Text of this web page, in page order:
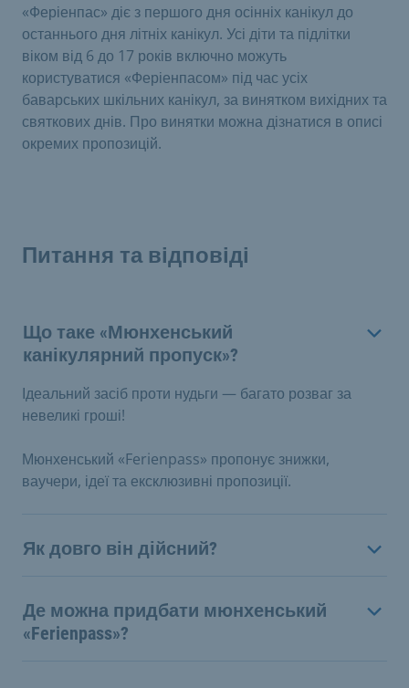
«Феріенпас» діє з першого дня осінніх канікул до
останнього дня літніх канікул. Усі діти та підлітки
віком від 6 до 17 років включно можуть
користуватися «Феріенпасом» під час усіх
баварських шкільних канікул, за винятком вихідних та
святкових днів. Про винятки можна дізнатися в описі
окремих пропозицій.
Питання та відповіді
Що таке «Мюнхенський
канікулярний пропуск»?
Ідеальний засіб проти нудьги — багато розваг за
невеликі гроші!
Мюнхенський «Ferienpass» пропонує знижки,
ваучери, ідеї та ексклюзивні пропозиції.
Як довго він дійсний?
Де можна придбати мюнхенський
«Ferienpass»?